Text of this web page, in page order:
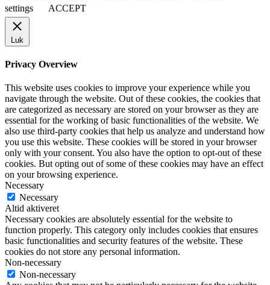
settings
ACCEPT
Luk
Privacy Overview
This website uses cookies to improve your experience while you
navigate through the website. Out of these cookies, the cookies that
are categorized as necessary are stored on your browser as they are
essential for the working of basic functionalities of the website. We
also use third-party cookies that help us analyze and understand how
you use this website. These cookies will be stored in your browser
only with your consent. You also have the option to opt-out of these
cookies. But opting out of some of these cookies may have an effect
on your browsing experience.
Necessary
Necessary
Altid aktiveret
Necessary cookies are absolutely essential for the website to
function properly. This category only includes cookies that ensures
basic functionalities and security features of the website. These
cookies do not store any personal information.
Non-necessary
Non-necessary